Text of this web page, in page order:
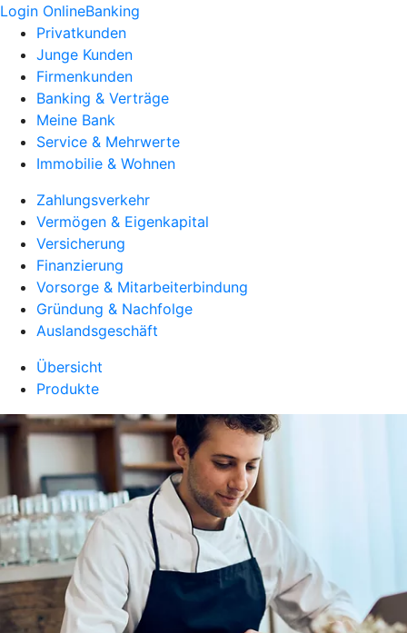
Login OnlineBanking
Privatkunden
Junge Kunden
Firmenkunden
Banking & Verträge
Meine Bank
Service & Mehrwerte
Immobilie & Wohnen
Zahlungsverkehr
Vermögen & Eigenkapital
Versicherung
Finanzierung
Vorsorge & Mitarbeiterbindung
Gründung & Nachfolge
Auslandsgeschäft
Übersicht
Produkte